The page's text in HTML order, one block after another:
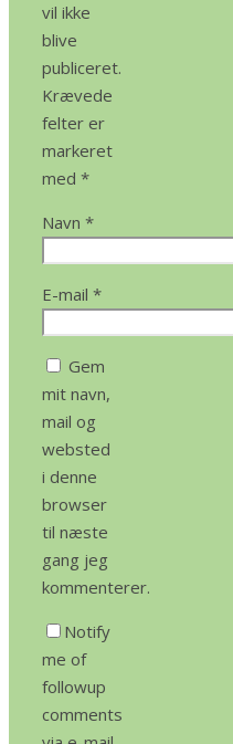
vil ikke
blive
publiceret.
Krævede
felter er
markeret
med *
Navn *
E-mail *
Gem
mit navn,
mail og
websted
i denne
browser
til næste
gang jeg
kommenterer.
Notify
me of
followup
comments